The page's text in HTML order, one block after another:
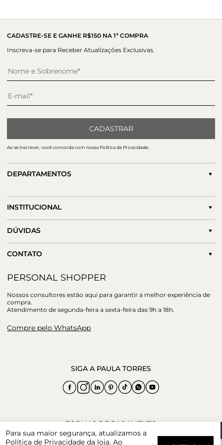
Para sua maior segurança, atualizamos a
Política de Privacidade da loja. Ao
CADASTRE-SE E GANHE R$150 NA 1ª COMPRA
Inscreva-se para Receber Atualizações Exclusivas.
CADASTRAR
Ao se inscrever, você concorda com nossa Política de Privacidade.
DEPARTAMENTOS
INSTITUCIONAL
DÚVIDAS
CONTATO
PERSONAL SHOPPER
Nossos consultores estão aqui para garantir a melhor experiência de
compra.
Atendimento de segunda-feira a sexta-feira das 9h a 18h.
Compre pelo WhatsApp